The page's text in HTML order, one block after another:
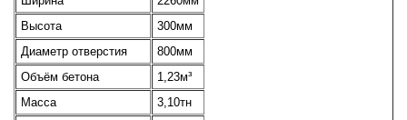
Высота
300мм
Диаметр отверстия
800мм
Объём бетона
1,23м³
Масса
3,10тн